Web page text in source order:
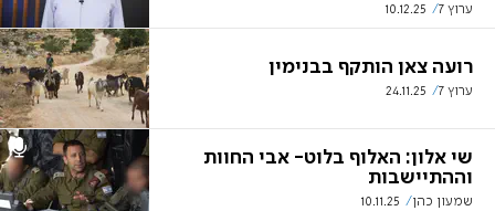
ערוץ 7 10.12.25
רועה צאן הותקף בבנימין
ערוץ 7 24.11.25
שי אלון: האלוף בלוט- אבי החוות
וההתיישבות
שמעון כהן 10.11.25